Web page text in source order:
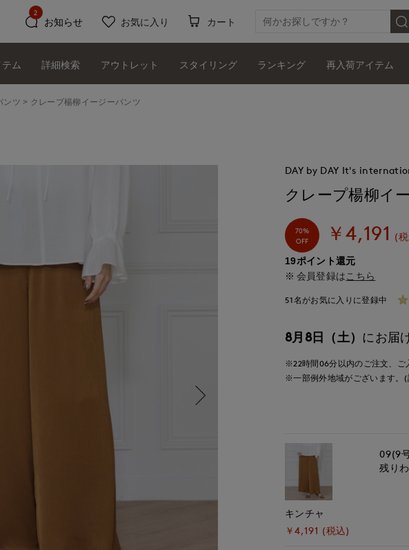
お知らせ
2
お気に入り カート
ム 詳細検索 アウトレット スタイリング ランキング 再入荷アイテム
ンツ クレープ楊柳イージーパンツ
DAY by DAY It's
クレープ楊柳イ
70%
OFF
￥4,191 (
19ポイント還元
会員登録は こちら
51名がお気に入りに登録中
8月8日（土） にお届
※22時間06分以内のご注文、ご
※一部例外地域がございます。(
キンチャ
￥4,191 (税込)
09(9
残り